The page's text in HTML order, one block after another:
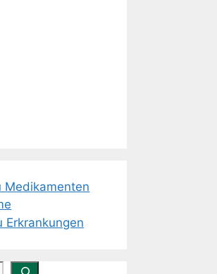
Medikamenten
Erkrankungen